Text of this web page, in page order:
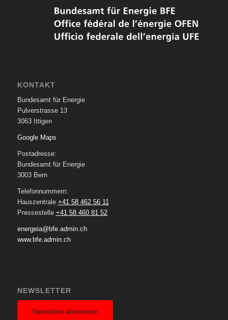
KONTAKT
Bundesamt für Energie
Pulverstrasse 13
3063 Ittigen
Google Maps
Postadresse:
Bundesamt für Energie
3003 Bern
Telefonnummern:
Hauszentrale +41 58 462 56 11
Pressestelle +41 58 460 81 52
energeia@bfe.admin.ch
www.bfe.admin.ch
NEWSLETTER
Newsletter abonnieren